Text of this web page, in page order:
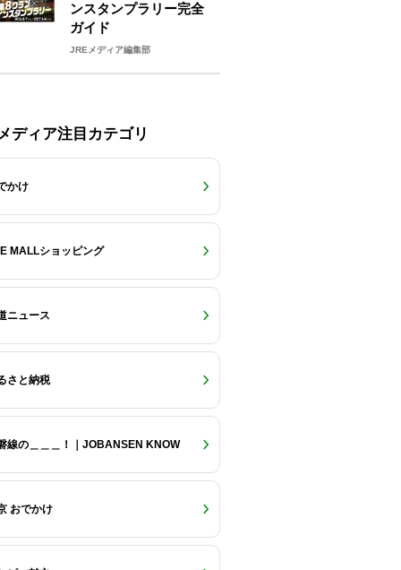
ンスタンプラリー完全
ガイド
JREメディア編集部
ディア注目カテゴリ
かけ
MALLショッピング
ニュース
さと納税
線の＿＿＿！｜JOBANSEN KNOW
おでかけ